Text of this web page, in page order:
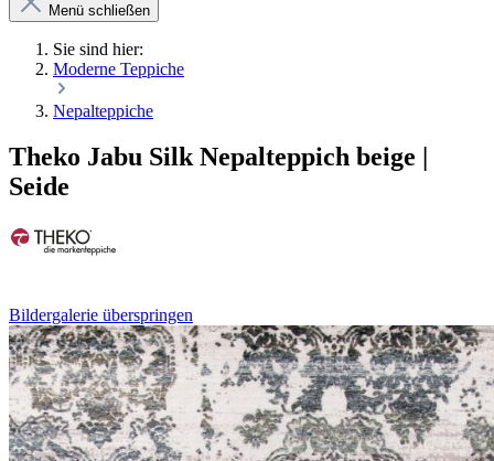
Menü schließen
Sie sind hier:
Moderne Teppiche
Nepalteppiche
Theko Jabu Silk Nepalteppich beige |
Seide
Bildergalerie überspringen